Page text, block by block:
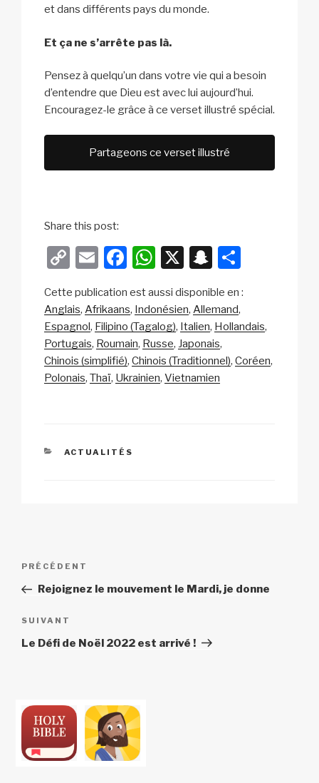
et dans différents pays du monde.
Et ça ne s’arrête pas là.
Pensez à quelqu’un dans votre vie qui a besoin
d’entendre que Dieu est avec lui aujourd’hui.
Encouragez-le grâce à ce verset illustré spécial.
Partageons ce verset illustré
Share this post:
C
p
y
Li
n
E
ail
F
c
e
b
o
W
at
s
A
p
X
S
a
p
c
h
ta
g
Cette publication est aussi disponible en :
Anglais Afrikaans Indonésien Allemand
Espagnol Filipino (Tagalog) Italien Hollandais
Portugais Roumain Russe Japonais
Chinois (simplifié) Chinois (Traditionnel) Coréen
Polonais Thaï Ukrainien Vietnamien
CATÉGORIES
ACTUALITÉS
Navigation
l’article
Article
précédent
PRÉCÉDENT
Rejoignez le mouvement le Mardi, je donne
Article
suivant
SUIVANT
Le Défi de Noël 2022 est arrivé !